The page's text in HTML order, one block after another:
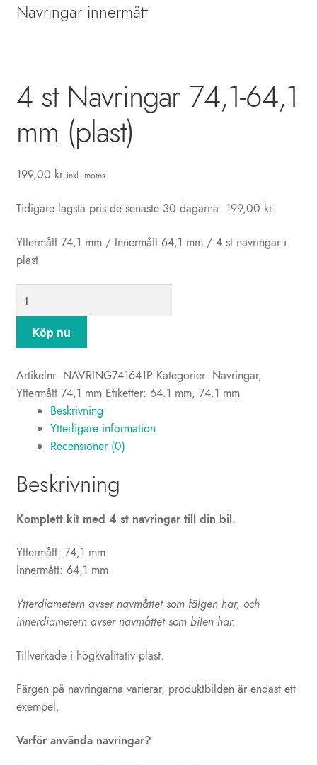
Info
Blogg
4 st Navringar 74,1-64,1
mm (plast)
199,00 kr inkl. moms
Tidigare lägsta pris de senaste 30 dagarna: 199,00 kr.
Yttermått 74,1 mm / Innermått 64,1 mm / 4 st navringar i
plast
Navringar
74,1-
mm
(plast)
mängd
Köp nu
Artikelnr: NAVRING741641P Kategorier: Navringar,
Yttermått 74,1 mm Etiketter: 64.1 mm, 74.1 mm
Beskrivning
Ytterligare information
Recensioner (0)
Beskrivning
Komplett kit med 4 st navringar till din bil.
Yttermått: 74,1 mm
Innermått: 64,1 mm
Ytterdiametern avser navmåttet som fälgen har, och
innerdiametern avser navmåttet som bilen har.
Tillverkade i högkvalitativ plast.
Färgen på navringarna varierar, produktbilden är endast ett
exempel.
Varför använda navringar?
Navringar innermått